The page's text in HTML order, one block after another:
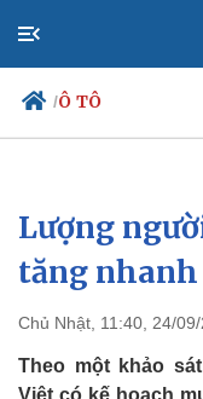
/Ô TÔ
Chính trị
Đảng
Tổ chức nhân sự
Nhận diện sự thật
Lượng
tăng nhanh
Chủ Nhật, 11:40, 24/
Theo một khảo
Việt có kế hoạch